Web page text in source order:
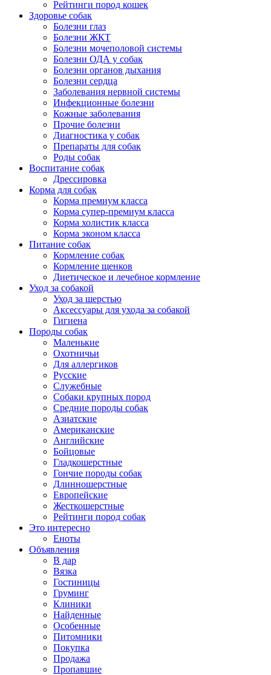
Рейтинги пород кошек
Здоровье собак
Болезни глаз
Болезни ЖКТ
Болезни мочеполовой системы
Болезни ОДА у собак
Болезни органов дыхания
Болезни сердца
Заболевания нервной системы
Инфекционные болезни
Кожные заболевания
Прочие болезни
Диагностика у собак
Препараты для собак
Роды собак
Воспитание собак
Дрессировка
Корма для собак
Корма премиум класса
Корма супер-премиум класса
Корма холистик класса
Корма эконом класса
Питание собак
Кормление собак
Кормление щенков
Диетическое и лечебное кормление
Уход за собакой
Уход за шерстью
Аксессуары для ухода за собакой
Гигиена
Породы собак
Маленькие
Охотничьи
Для аллергиков
Русские
Служебные
Собаки крупных пород
Средние породы собак
Азиатские
Американские
Английские
Бойцовые
Гладкошерстные
Гончие породы собак
Длинношерстные
Европейские
Жесткошерстные
Рейтинги пород собак
Это интересно
Еноты
Объявления
В дар
Вязка
Гостиницы
Груминг
Клиники
Найденные
Особенные
Питомники
Покупка
Продажа
Пропавшие